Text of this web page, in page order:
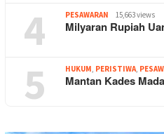
4 PESAWARAN 15,663 views
Milyaran Rupiah
5 HUKUM, PERISTIWA,
Mantan Kades